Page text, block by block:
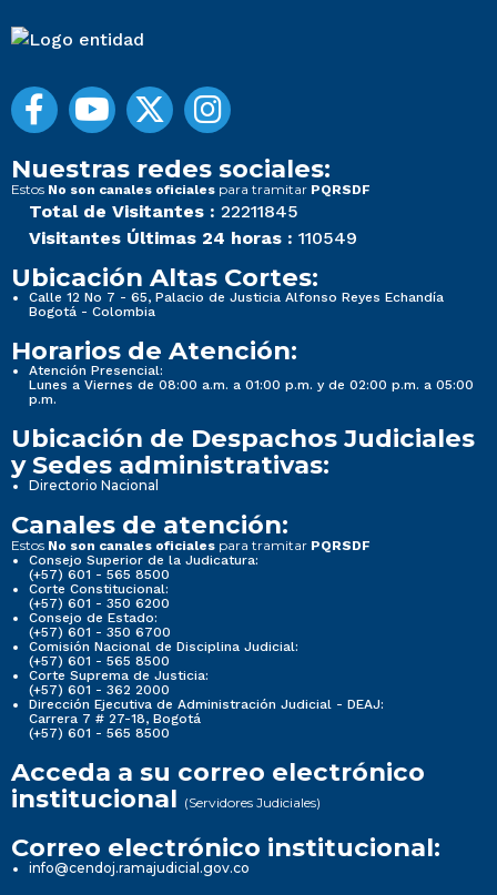
Nuestras redes sociales:
Estos No son canales oficiales para tramitar PQRSDF
Total de Visitantes : 22211845
Visitantes Últimas 24 horas : 110549
Ubicación Altas Cortes:
Calle 12 No 7 - 65, Palacio de Justicia Alfonso Reyes Echandía
Bogotá - Colombia
Horarios de Atención:
Atención Presencial:
Lunes a Viernes de 08:00 a.m. a 01:00 p.m. y de 02:00 p.m. a 05:00
p.m.
Ubicación de Despachos Judiciales
y Sedes administrativas:
Directorio Nacional
Canales de atención:
Estos No son canales oficiales para tramitar PQRSDF
Consejo Superior de la Judicatura:
(+57) 601 - 565 8500
Corte Constitucional:
(+57) 601 - 350 6200
Consejo de Estado:
(+57) 601 - 350 6700
Comisión Nacional de Disciplina Judicial:
(+57) 601 - 565 8500
Corte Suprema de Justicia:
(+57) 601 - 362 2000
Dirección Ejecutiva de Administración Judicial - DEAJ:
Carrera 7 # 27-18, Bogotá
(+57) 601 - 565 8500
Acceda a su correo electrónico
institucional (Servidores Judiciales)
Correo electrónico institucional:
info@cendoj.ramajudicial.gov.co